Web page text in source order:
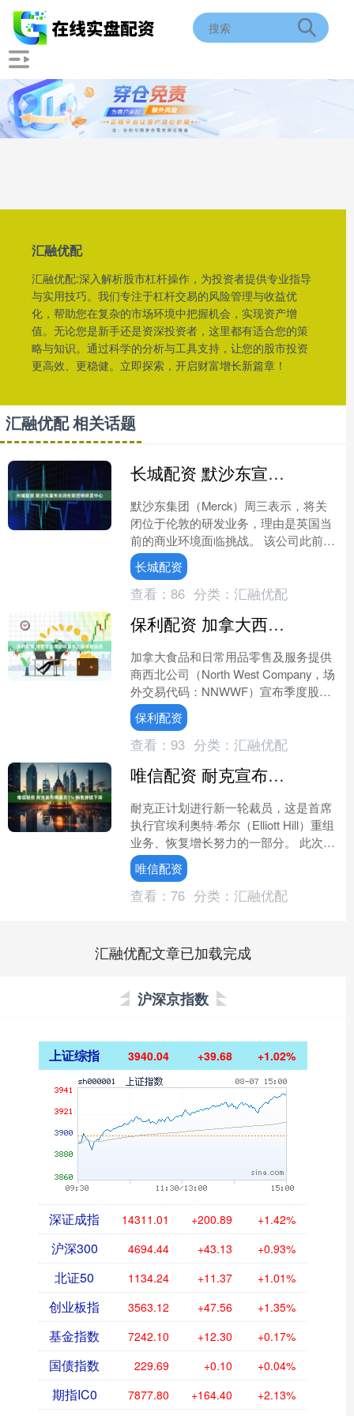
汇融优配
汇融优配:深入解析股市杠杆操作，为投资者提供专业指导
与实用技巧。我们专注于杠杆交易的风险管理与收益优
化，帮助您在复杂的市场环境中把握机会，实现资产增
值。无论您是新手还是资深投资者，这里都有适合您的策
略与知识。通过科学的分析与工具支持，让您的股市投资
更高效、更稳健。立即探索，开启财富增长新篇章！
汇融优配 相关话题
长城配资 默沙东宣布关闭伦敦药物研发中心
默沙东集团（Merck）周三表示，将关
闭位于伦敦的研发业务，理由是英国当
前的商业环境面临挑战。 该公司此前计
划入驻伦敦国王十字区的贝尔格罗夫大
厦（Belgrov....
长城配资
查看： 86 分类： 汇融优配
保利配资 加拿大西北公司宣布上调季度股息
加拿大食品和日常用品零售及服务提供
商西北公司（North West Company，场
外交易代码：NNWWF）宣布季度股息
上调2.5%至每股0.41美元。 该股....
保利配资
查看： 93 分类： 汇融优配
唯信配资 耐克宣布将裁员1% 销售持续下滑
耐克正计划进行新一轮裁员，这是首席
执行官埃利奥特·希尔（Elliott Hill）重组
业务、恢复增长努力的一部分。 此次裁
员将影响不到1%的耐克公司员工。目前
还....
唯信配资
查看： 76 分类： 汇融优配
汇融优配文章已加载完成
沪深京指数
上证综指 3940.04 +39.68 +1.02%
深证成指 14311.01 +200.89 +1.42%
沪深300 4694.44 +43.13 +0.93%
北证50 1134.24 +11.37 +1.01%
创业板指 3563.12 +47.56 +1.35%
基金指数 7242.10 +12.30 +0.17%
国债指数 229.69 +0.10 +0.04%
期指IC0 7877.80 +164.40 +2.13%